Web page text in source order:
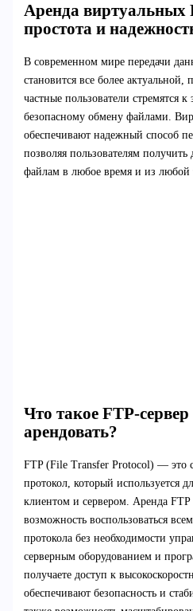
Аренда виртуальных
простота и
В современном мире передачи
становится все более актуальной,
частные пользователи стремятся
безопасному обмену файлами.
обеспечивают надежный способ
позволяя пользователям
файлам в любое время и из любой
Что такое FTP-сервер
арендовать?
FTP (File Transfer Protocol) — это
протокол, который используется
клиентом и сервером. Аренда FTP
возможность воспользоваться
протокола без необходимости
серверным оборудованием и
получаете доступ к
обеспечивают безопасность и